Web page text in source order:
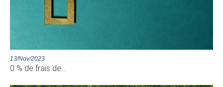
13/Nov/2023
0 % de frais de…